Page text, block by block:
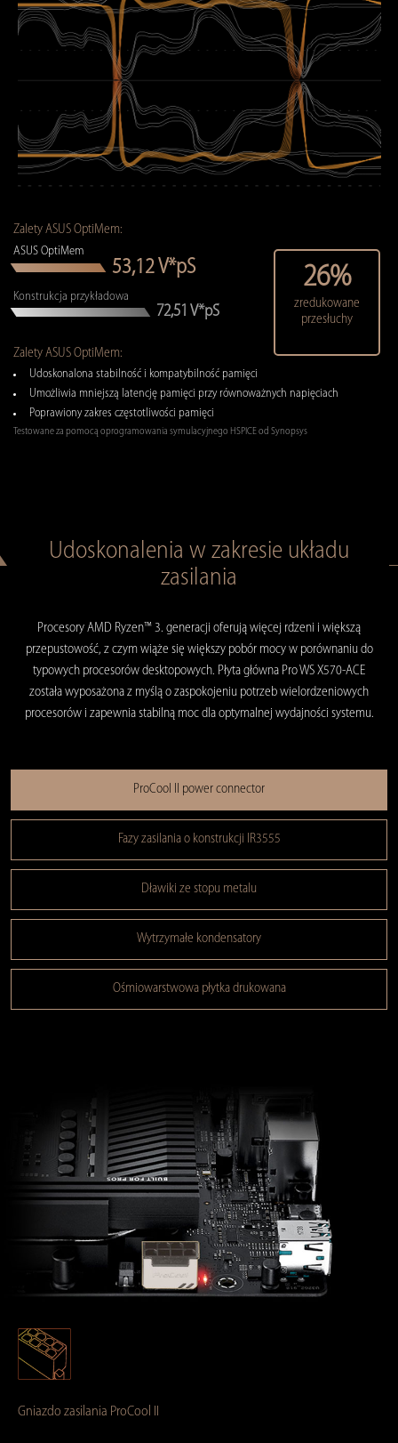
Zalety ASUS OptiMem:
ASUS OptiMem
53,12 V*pS
Konstrukcja przykładowa
72,51 V*pS
26%
zredukowane
przesłuchy
Zalety ASUS OptiMem:
Udoskonalona stabilność i kompatybilność pamięci
Umożliwia mniejszą latencję pamięci przy równoważnych napięciach
Poprawiony zakres częstotliwości pamięci
Testowane za pomocą oprogramowania symulacyjnego HSPICE od Synopsys
Udoskonalenia w zakresie układu
zasilania
Procesory AMD Ryzen™ 3. generacji oferują więcej rdzeni i większą
przepustowość, z czym wiąże się większy pobór mocy w porównaniu do
typowych procesorów desktopowych. Płyta główna Pro WS X570-ACE
została wyposażona z myślą o zaspokojeniu potrzeb wielordzeniowych
procesorów i zapewnia stabilną moc dla optymalnej wydajności systemu.
ProCool II power connector
Fazy zasilania o konstrukcji IR3555
Dławiki ze stopu metalu
Wytrzymałe kondensatory
Ośmiowarstwowa płytka drukowana
Gniazdo zasilania ProCool II